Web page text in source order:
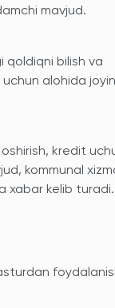
mavjud.
qoldiqni bilish va
alohida
kredit
kommunal
xabar kelib turadi.